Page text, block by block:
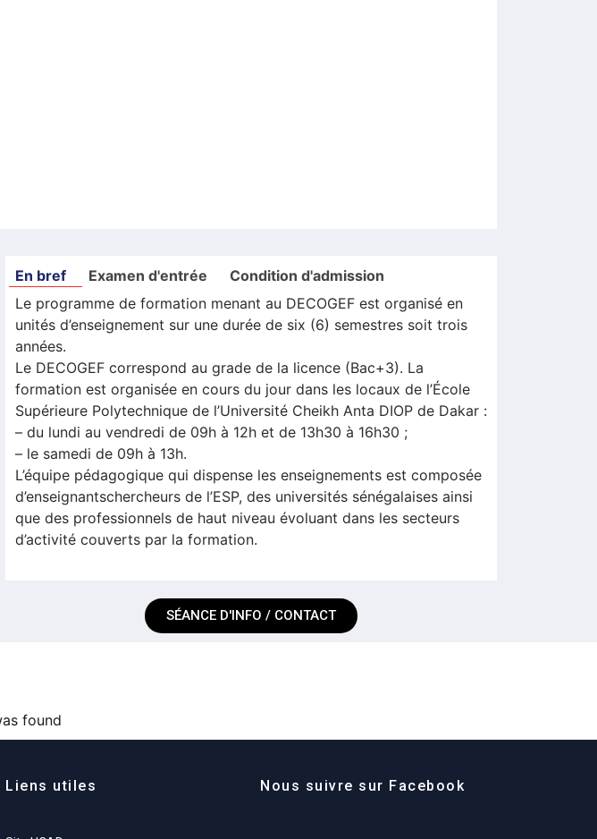
En bref Examen d'entrée
Condition d'admission
Le programme de formation menant au DECOGEF est organisé en
unités d’enseignement sur une durée de six (6) semestres soit trois
années.
Le DECOGEF correspond au grade de la licence (Bac+3). La
formation est organisée en cours du jour dans les locaux de l’École
Supérieure Polytechnique de l’Université Cheikh Anta DIOP de Dakar :
– du lundi au vendredi de 09h à 12h et de 13h30 à 16h30 ;
– le samedi de 09h à 13h.
L’équipe pédagogique qui dispense les enseignements est composée
d’enseignantschercheurs de l’ESP, des universités sénégalaises ainsi
que des professionnels de haut niveau évoluant dans les secteurs
d’activité couverts par la formation.
SÉANCE D'INFO / CONTACT
found
Liens utiles Nous suivre sur Facebook